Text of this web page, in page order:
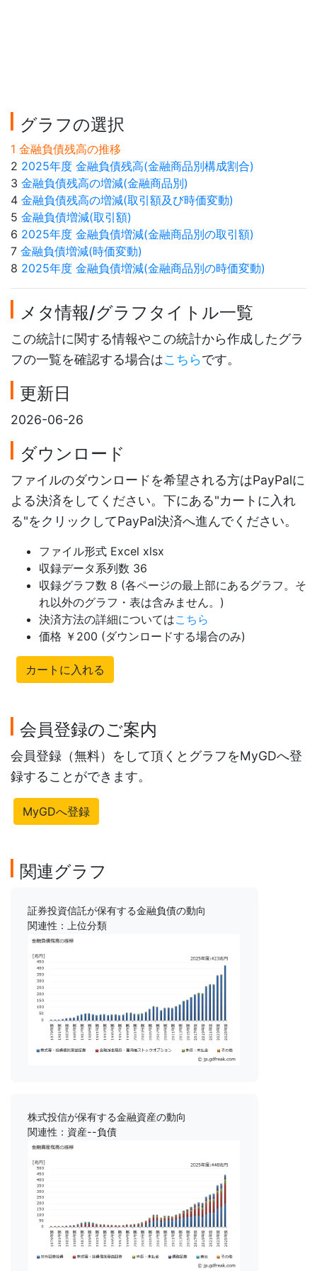
グラフの選択
1 金融負債残高の推移
2 2025年度 金融負債残高(金融商品別構成割合)
3 金融負債残高の増減(金融商品別)
4 金融負債残高の増減(取引額及び時価変動)
5 金融負債増減(取引額)
6 2025年度 金融負債増減(金融商品別の取引額)
7 金融負債増減(時価変動)
8 2025年度 金融負債増減(金融商品別の時価変動)
メタ情報/グラフタイトル一覧
この統計に関する情報やこの統計から作成したグラ
フの一覧を確認する場合はこちらです。
更新日
2026-06-26
ダウンロード
ファイルのダウンロードを希望される方はPayPalに
よる決済をしてください。下にある"カートに入れ
る"をクリックしてPayPal決済へ進んでください。
ファイル形式 Excel xlsx
収録データ系列数 36
収録グラフ数 8 (各ページの最上部にあるグラフ。そ
れ以外のグラフ・表は含みません。)
決済方法の詳細についてはこちら
価格 ￥200 (ダウンロードする場合のみ)
カートに入れる
会員登録のご案内
会員登録（無料）をして頂くとグラフをMyGDへ登
録することができます。
MyGDへ登録
関連グラフ
証券投資信託が保有する金融負債の動向
関連性：上位分類
株式投信が保有する金融資産の動向
関連性：資産--負債